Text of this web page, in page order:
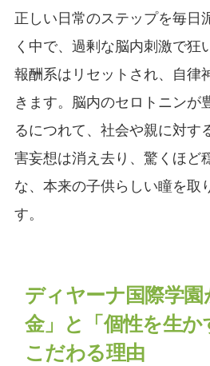
正しい日常のステップを毎日
く中で、過剰な脳内刺激で狂
報酬系はリセットされ、自律
きます。脳内のセロトニンが
るにつれて、社会や親に対す
害妄想は消え去り、驚くほど
な、本来の子供らしい瞳を取
す。
ディヤーナ国際学園
金」と「個性を生か
こだわる理由